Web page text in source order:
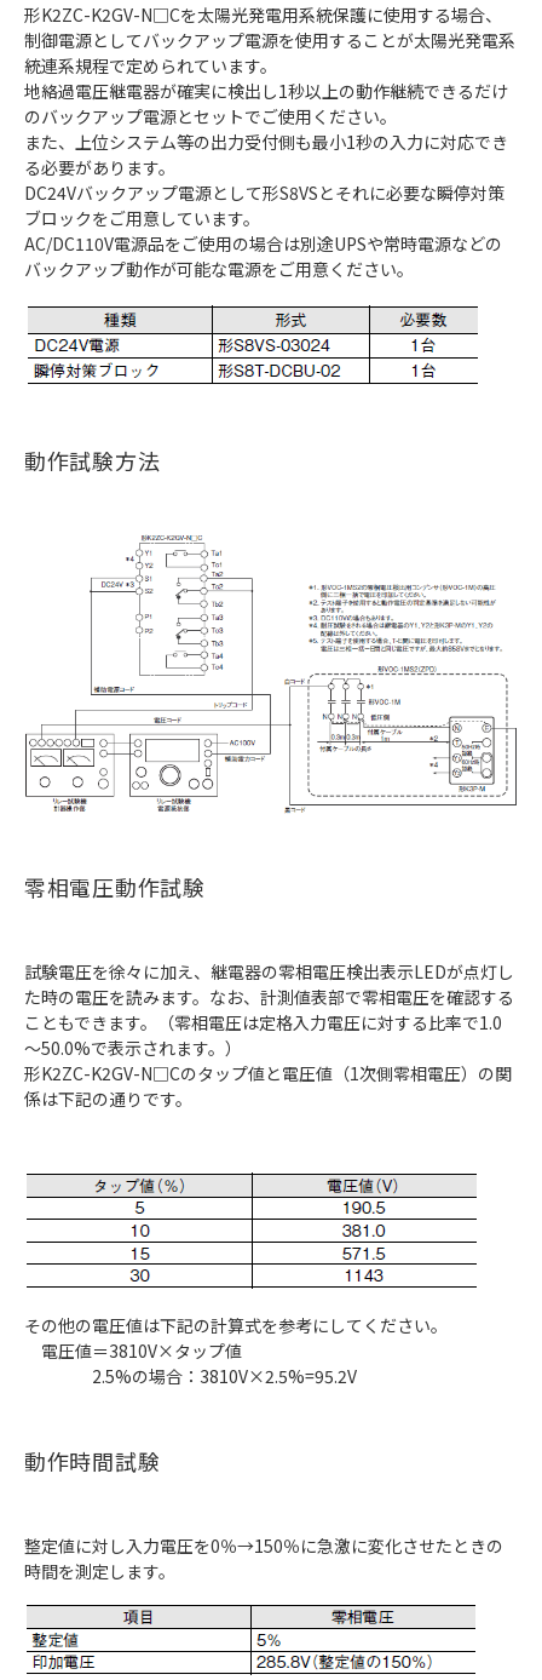
形K2ZC-K2GV-N□Cを太陽光発電用系統保護に使用する場合、
制御電源としてバックアップ電源を使用することが太陽光発電系
統連系規程で定められています。
地絡過電圧継電器が確実に検出し1秒以上の動作継続できるだけ
のバックアップ電源とセットでご使用ください。
また、上位システム等の出力受付側も最小1秒の入力に対応でき
る必要があります。
DC24Vバックアップ電源として形S8VSとそれに必要な瞬停対策
ブロックをご用意しています。
AC/DC110V電源品をご使用の場合は別途UPSや常時電源などの
バックアップ動作が可能な電源をご用意ください。
動作試験方法
零相電圧動作試験
試験電圧を徐々に加え、継電器の零相電圧検出表示LEDが点灯し
た時の電圧を読みます。なお、計測値表部で零相電圧を確認する
こともできます。（零相電圧は定格入力電圧に対する比率で1.0
～50.0%で表示されます。）
形K2ZC-K2GV-N□Cのタップ値と電圧値（1次側零相電圧）の関
係は下記の通りです。
その他の電圧値は下記の計算式を参考にしてください。
電圧値＝3810V×タップ値
2.5%の場合：3810V×2.5%=95.2V
動作時間試験
整定値に対し入力電圧を0％→150％に急激に変化させたときの
時間を測定します。